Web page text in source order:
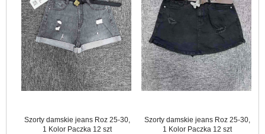
Szorty damskie jeans Roz 25-30,
1 Kolor Paczka 12 szt
Szorty damskie jeans Roz 25-30,
1 Kolor Paczka 12 szt